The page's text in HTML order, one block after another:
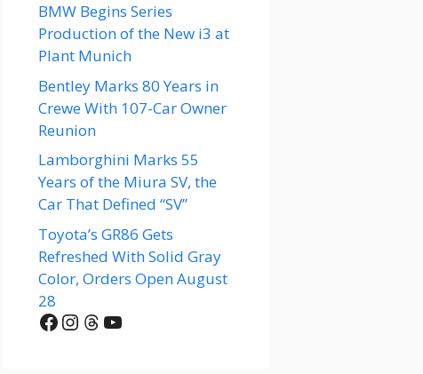
BMW Begins Series
Production of the New i3 at
Plant Munich
Bentley Marks 80 Years in
Crewe With 107-Car Owner
Reunion
Lamborghini Marks 55
Years of the Miura SV, the
Car That Defined “SV”
Toyota’s GR86 Gets
Refreshed With Solid Gray
Color, Orders Open August
28
Facebook
Instagram
Threads
YouTube